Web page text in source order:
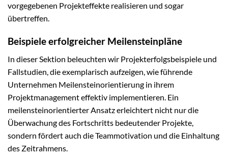
vorgegebenen Projekteffekte realisieren und sogar
übertreffen.
Beispiele erfolgreicher Meilensteinpläne
In dieser Sektion beleuchten wir Projekterfolgsbeispiele und
Fallstudien, die exemplarisch aufzeigen, wie führende
Unternehmen Meilensteinorientierung in ihrem
Projektmanagement effektiv implementieren. Ein
meilensteinorientierter Ansatz erleichtert nicht nur die
Überwachung des Fortschritts bedeutender Projekte,
sondern fördert auch die Teammotivation und die Einhaltung
des Zeitrahmens.